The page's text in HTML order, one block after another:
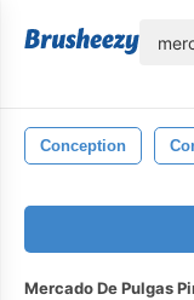
Conception
Mercado De Pulgas